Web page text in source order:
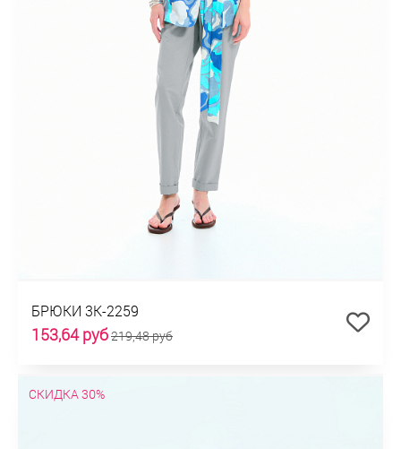
БРЮКИ 3К-2259
153,64 руб219,48 руб
СКИДКА 30%